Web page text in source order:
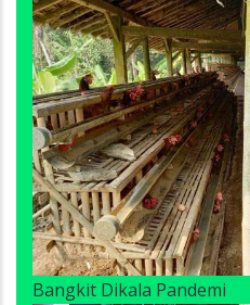
Bangkit Dikala Pandemi